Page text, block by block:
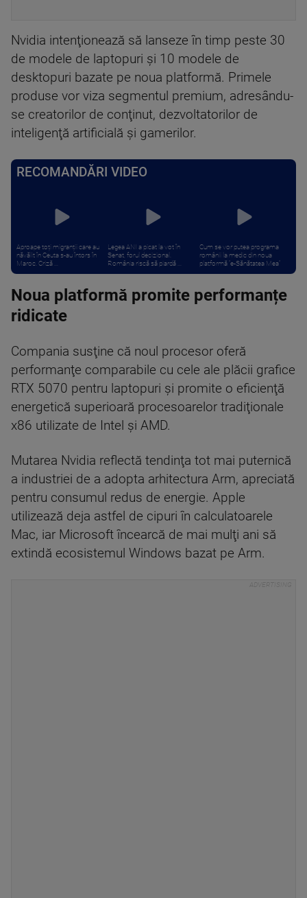
Nvidia intenţionează să lanseze în timp peste 30
de modele de laptopuri şi 10 modele de
desktopuri bazate pe noua platformă. Primele
produse vor viza segmentul premium, adresându-
se creatorilor de conţinut, dezvoltatorilor de
inteligenţă artificială şi gamerilor.
RECOMANDĂRI VIDEO
Aproape toți migranții care au
năvălit în Ceuta s-au întors în
Maroc. Criză ...
Legea ANI a picat la vot în
Senat, forul decizional.
România riscă să piardă ...
Cum se vor putea programa
românii la medic din noua
platformă ”e-Sănătatea Mea”
Noua platformă promite performanțe
ridicate
Compania susţine că noul procesor oferă
performanţe comparabile cu cele ale plăcii grafice
RTX 5070 pentru laptopuri şi promite o eficienţă
energetică superioară procesoarelor tradiţionale
x86 utilizate de Intel şi AMD.
Mutarea Nvidia reflectă tendinţa tot mai puternică
a industriei de a adopta arhitectura Arm, apreciată
pentru consumul redus de energie. Apple
utilizează deja astfel de cipuri în calculatoarele
Mac, iar Microsoft încearcă de mai mulţi ani să
extindă ecosistemul Windows bazat pe Arm.